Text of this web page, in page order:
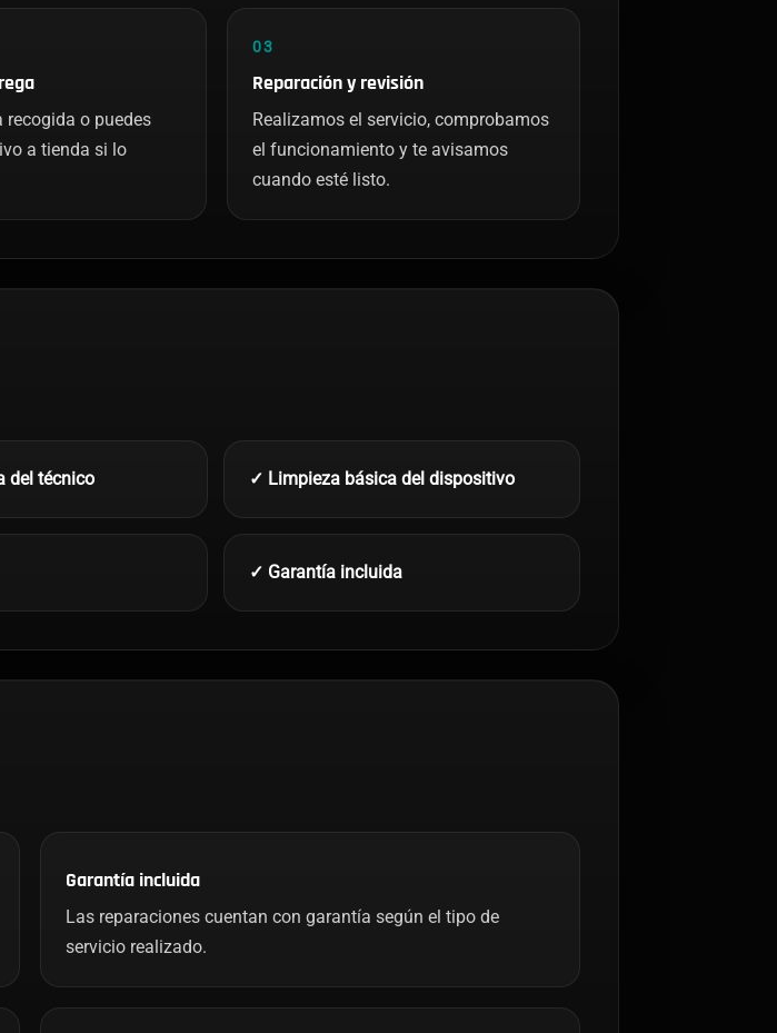
recogida o puedes
a tienda si lo
03
Reparación y revisión
Realizamos el servicio, comprobamos
el funcionamiento y te avisamos
cuando esté listo.
del técnico ✓ Limpieza básica del dispositivo
✓ Garantía incluida
Garantía incluida
Las reparaciones cuentan con garantía según el tipo de
servicio realizado.